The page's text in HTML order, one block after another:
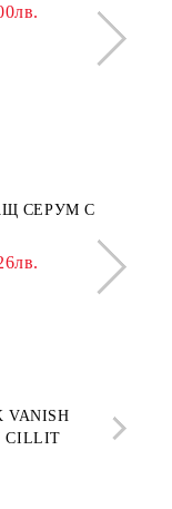
СЕРУМ С
VANISH
CILLIT